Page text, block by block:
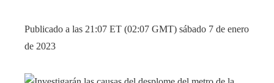
Publicado a las 21:07 ET (02:07 GMT) sábado 7 de enero
de 2023